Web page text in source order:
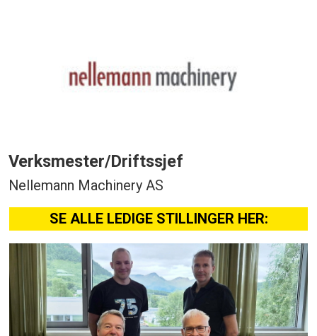
Verksmester/Driftssjef
Nellemann Machinery AS
SE ALLE LEDIGE STILLINGER HER: